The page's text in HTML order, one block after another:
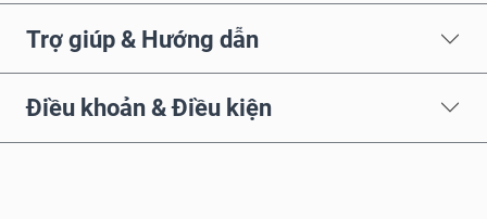
Trợ giúp & Hướng dẫn
Điều khoản & Điều kiện